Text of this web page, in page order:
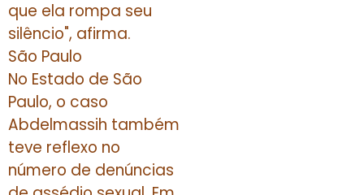
que ela rompa seu
silêncio", afirma.
São Paulo
No Estado de São
Paulo, o caso
Abdelmassih também
teve reflexo no
número de denúncias